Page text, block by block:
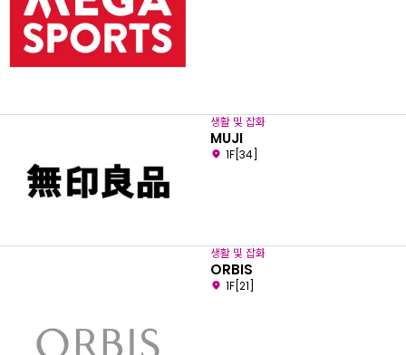
생활 및 잡화
MUJI
1F[34]
생활 및 잡화
ORBIS
1F[21]